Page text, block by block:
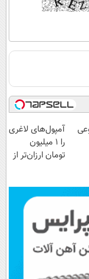
آمپول‌های لاغری
را ۱ میلیون
تومان ارزان‌تر از